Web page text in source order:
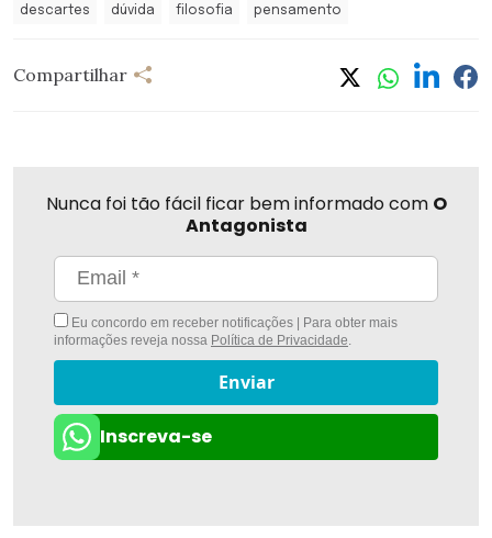
descartes dúvida filosofia pensamento
Compartilhar
Nunca foi tão fácil ficar bem informado com O
Antagonista
Eu concordo em receber notificações | Para obter mais
informações reveja nossa Política de Privacidade.
Enviar
Inscreva-se